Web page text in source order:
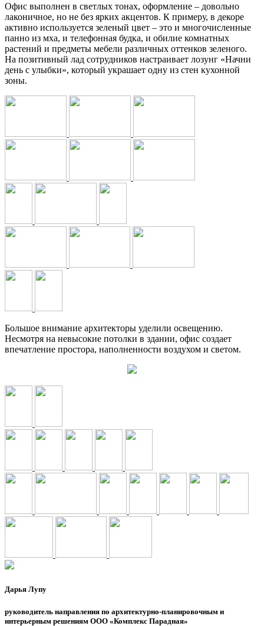
Офис выполнен в светлых тонах, оформление – довольно
лаконичное, но не без ярких акцентов. К примеру, в декоре
активно используется зеленый цвет – это и многочисленные
панно из мха, и телефонная будка, и обилие комнатных
растений и предметы мебели различных оттенков зеленого.
На позитивный лад сотрудников настраивает лозунг «Начни
день с улыбки», который украшает одну из стен кухонной
зоны.
Большое внимание архитекторы уделили освещению.
Несмотря на невысокие потолки в здании, офис создает
впечатление простора, наполненности воздухом и светом.
Дарья Лупу
руководитель направления по архитектурно-планировочным и
интерьерным решениям ООО «Комплекс Парадная»